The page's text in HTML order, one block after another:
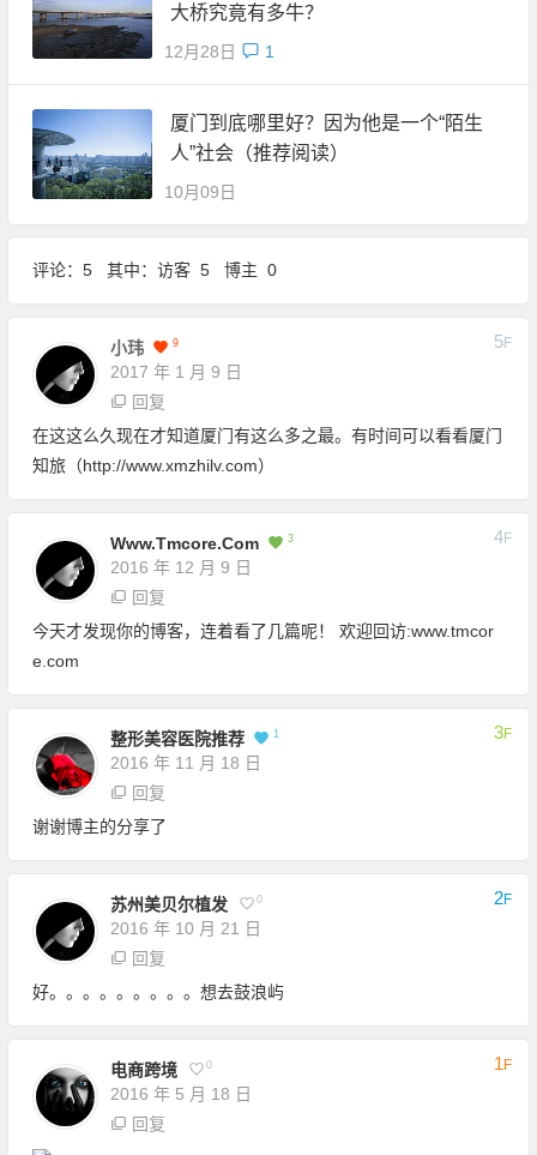
大桥究竟有多牛？
12月28日 1
厦门到底哪里好？因为他是一个“陌生
人”社会（推荐阅读）
10月09日
评论：5 其中：访客 5 博主 0
小玮 9
2017 年 1 月 9 日
5F
回复
在这这么久现在才知道厦门有这么多之最。有时间可以看看厦门
知旅（http://www.xmzhilv.com）
Www.tmcore.com 3
2016 年 12 月 9 日
4F
回复
今天才发现你的博客，连着看了几篇呢！ 欢迎回访:www.tmcor
e.com
整形美容医院推荐 1
2016 年 11 月 18 日
3F
回复
谢谢博主的分享了
苏州美贝尔植发 0
2016 年 10 月 21 日
2F
回复
好。。。。。。。。。想去鼓浪屿
电商跨境 0
2016 年 5 月 18 日
1F
回复